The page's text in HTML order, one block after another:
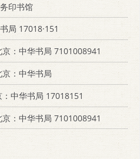
印书馆
局 17018·151
：中华书局 7101008941
：中华书局
中华书局 17018151
：中华书局 7101008941